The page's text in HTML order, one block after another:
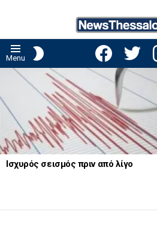
Menu
facebooktwitter
LATEST
STORIES
Ισχυρός σεισμός πριν από λίγο